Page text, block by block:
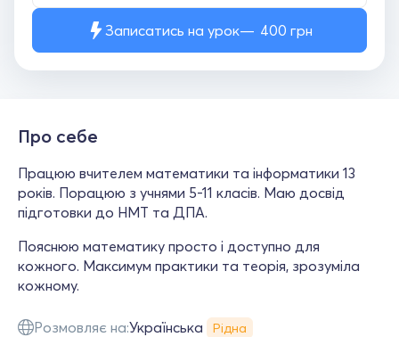
Записатись на урок 400 грн
Про себе
Працюю вчителем математики та інформатики 13
років. Порацюю з учнями 5-11 класів. Маю досвід
підготовки до НМТ та ДПА.
Пояснюю математику просто і доступно для
кожного. Максимум практики та теорія, зрозуміла
кожному.
Розмовляє на:Українська Рідна